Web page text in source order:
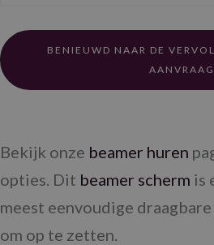
BENIEUWD NAAR DE
Bekijk onze beamer huren
opties. Dit beamer scherm is
meest eenvoudige
om op te zetten.